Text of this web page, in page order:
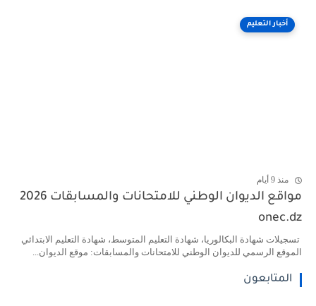
أخبار التعليم
منذ 9 أيام
مواقع الديوان الوطني للامتحانات والمسابقات 2026
onec.dz
تسجيلات شهادة البكالوريا، شهادة التعليم المتوسط، شهادة التعليم الابتدائي
الموقع الرسمي للديوان الوطني للامتحانات والمسابقات: موقع الديوان...
المتابعون